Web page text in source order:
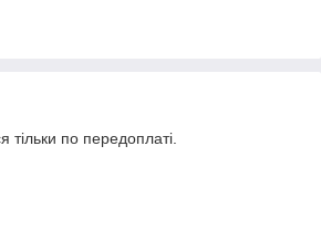
тільки по передоплаті.